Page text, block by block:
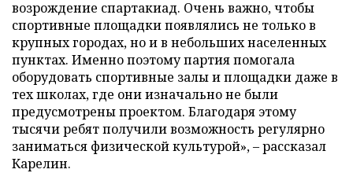
возрождение спартакиад. Очень важно, чтобы
спортивные площадки появлялись не только в
крупных городах, но и в небольших населенных
пунктах. Именно поэтому партия помогала
оборудовать спортивные залы и площадки даже в
тех школах, где они изначально не были
предусмотрены проектом. Благодаря этому
тысячи ребят получили возможность регулярно
заниматься физической культурой», – рассказал
Карелин.